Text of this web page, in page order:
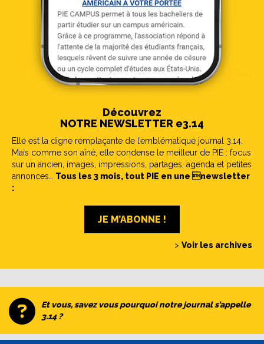
Découvrez
NOTRE NEWSLETTER e3.14
Elle est la digne remplaçante de l’emblématique journal 3.14.
Mais comme son aîné, elle condense le meilleur de PIE : focus
sur un ancien, images, impressions, partages, agenda et petites
annonces… Tous les 3 mois, tout PIE en une newsletter
:
JE M’ABONNE !
> Voir les archives
Et vous, savez vous pourquoi notre journal s’appelle
3.14 ?